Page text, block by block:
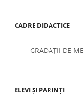
CADRE DIDACTICE
GRADAȚII DE
ELEVI ȘI PĂRINȚI